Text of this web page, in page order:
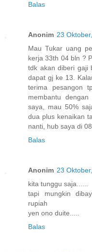
Balas
Anonim 23
Mau Tukar uang
kerja 33th 04 bln ?
tdk akan diberi gaji
dapat gj ke 13.
terima pesangon
membantu
saya, mau 50%
dua plus kenaikan
nanti, hub saya di
Balas
Anonim 23
kita tunggu saja......
tapi mungkin
rupiah
yen ono duite.....
Balas